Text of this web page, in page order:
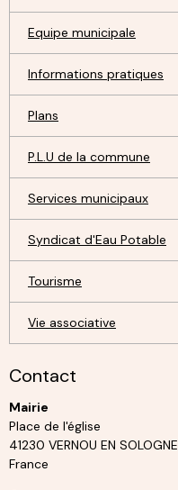
Equipe municipale
Informations pratiques
Plans
P.L.U de la commune
Services municipaux
Syndicat d'Eau Potable
Tourisme
Vie associative
Contact
Mairie
Place de l'église
41230 VERNOU EN SOLOGNE
France